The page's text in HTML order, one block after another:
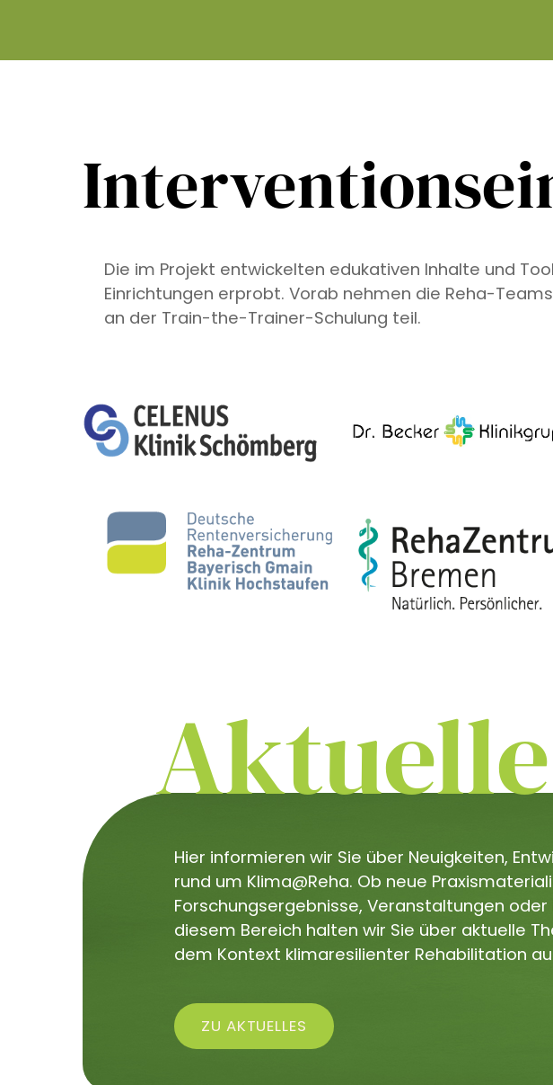
Die im Projekt entwickelten edukativen Inhalte und
Einrichtungen erprobt. Vorab nehmen die Reha-
an der Train-the-Trainer-Schulung teil.
Hier informieren wir Sie über Neuigkeiten,
rund um Klima@Reha. Ob neue
Forschungsergebnisse, Veranstaltungen
diesem Bereich halten wir Sie über aktuelle
dem Kontext klimaresilienter Rehabilitation
ZU AKTUELLES